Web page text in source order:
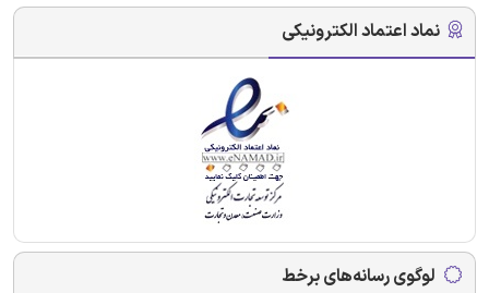
نماد اعتماد الکترونیکی
لوگوی رسانه‌های برخط